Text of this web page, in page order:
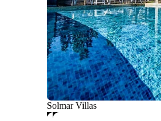
Solmar Villas